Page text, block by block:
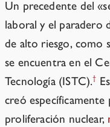
Un precedente del
laboral y el paradero
de alto riesgo, como
se encuentra en el
Tecnología (ISTC).†
creó específicamente
proliferación nuclear,